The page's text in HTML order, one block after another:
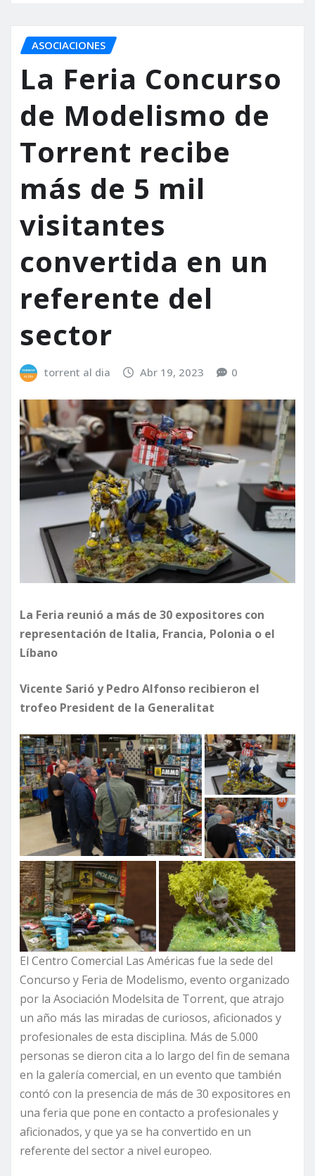
ASOCIACIONES
La Feria Concurso
de Modelismo de
Torrent recibe
más de 5 mil
visitantes
convertida en un
referente del
sector
torrent al dia Abr 19, 2023 0
La Feria reunió a más de 30 expositores con
representación de Italia, Francia, Polonia o el
Líbano
Vicente Sarió y Pedro Alfonso recibieron el
trofeo President de la Generalitat
El Centro Comercial Las Américas fue la sede del
Concurso y Feria de Modelismo, evento organizado
por la Asociación Modelsita de Torrent, que atrajo
un año más las miradas de curiosos, aficionados y
profesionales de esta disciplina. Más de 5.000
personas se dieron cita a lo largo del fin de semana
en la galería comercial, en un evento que también
contó con la presencia de más de 30 expositores en
una feria que pone en contacto a profesionales y
aficionados, y que ya se ha convertido en un
referente del sector a nivel europeo.